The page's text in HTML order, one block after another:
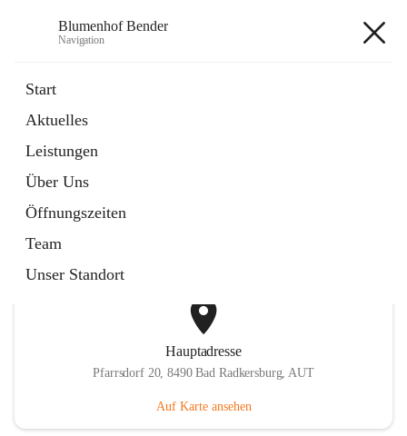
Blumenhof Bender
Navigation
Start
Aktuelles
Leistungen
Über Uns
Öffnungszeiten
Team
Unser Standort
Externe Webseite
in
Tab
INSTAGRAM
Externe Webseite
öffnet
in
neuem
Tab
Hauptadresse
Pfarrsdorf 20, 8490 Bad Radkersburg, AUT
Auf Karte ansehen